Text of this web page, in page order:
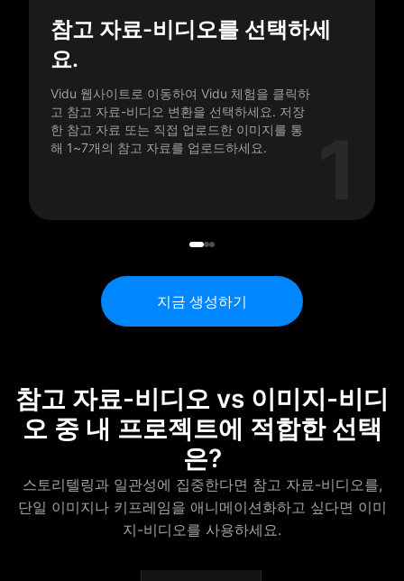
참고 자료-비디오를 선택하세
요.
Vidu 웹사이트로 이동하여 Vidu 체험을 클릭하
고 참고 자료-비디오 변환을 선택하세요. 저장
한 참고 자료 또는 직접 업로드한 이미지를 통
해 1~7개의 참고 자료를 업로드하세요.
지금 생성하기
참고 자료-비디오 vs 이미지-비디
오 중 내 프로젝트에 적합한 선택
은?
스토리텔링과 일관성에 집중한다면 참고 자료-비디오를,
단일 이미지나 키프레임을 애니메이션화하고 싶다면 이미
지-비디오를 사용하세요.